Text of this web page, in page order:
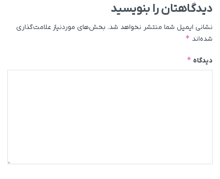
دیدگاهتان را بنویسید
نشانی ایمیل شما منتشر نخواهد شد. بخش‌های موردنیاز علامت‌گذاری
شده‌اند *
دیدگاه *